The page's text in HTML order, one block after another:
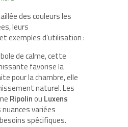
des couleurs les
leurs
exemples d’utilisation :
de calme, cette
favorise la
pour la chambre, elle
naturel. Les
Ripolinou Luxens
variées
spécifiques.